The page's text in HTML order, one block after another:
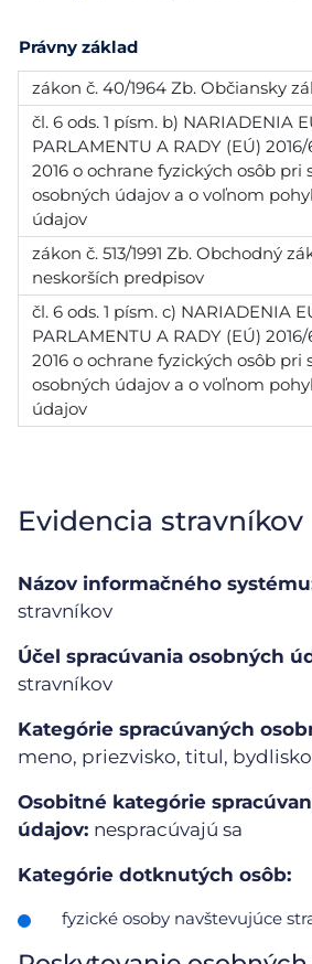
Právny základ
zákon č. 40/1964 Zb. Občiansky
čl. 6 ods. 1 písm. b) NARIADENIA
PARLAMENTU A RADY (EÚ)
2016 o ochrane fyzických osôb pri
osobných údajov a o voľnom
údajov
zákon č. 513/1991 Zb. Obchodný
neskorších predpisov
čl. 6 ods. 1 písm. c) NARIADENIA
PARLAMENTU A RADY (EÚ)
2016 o ochrane fyzických osôb pri
osobných údajov a o voľnom
údajov
Evidencia stravníkov
Názov informačného
stravníkov
Účel spracúvania osobných
stravníkov
Kategórie spracúvaných
meno, priezvisko, titul,
Osobitné kategórie
údajov: nespracúvajú sa
Kategórie dotknutých osôb:
fyzické osoby navštevujúce